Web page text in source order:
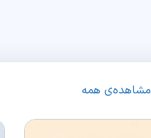
مشاهده‌ی همه